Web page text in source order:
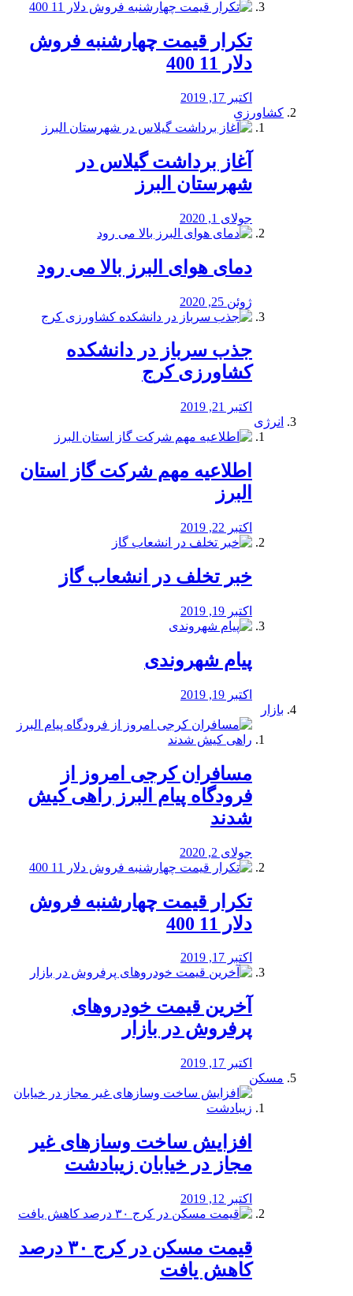
تکرار قیمت چهارشنبه فروش
دلار 11 400
اکتبر 17, 2019
کشاورزی
آغاز برداشت گیلاس در
شهرستان البرز
جولای 1, 2020
دمای هوای البرز بالا می رود
ژوئن 25, 2020
جذب سرباز در دانشکده
کشاورزی کرج
اکتبر 21, 2019
انرژی
️اطلاعیه مهم شرکت گاز استان
البرز
اکتبر 22, 2019
خبر تخلف در انشعاب گاز
اکتبر 19, 2019
پیام شهروندی
اکتبر 19, 2019
بازار
مسافران کرجی امروز از
فرودگاه پیام البرز راهی کیش
شدند
جولای 2, 2020
تکرار قیمت چهارشنبه فروش
دلار 11 400
اکتبر 17, 2019
آخرین قیمت خودرو‌های
پرفروش در بازار
اکتبر 17, 2019
مسکن
افزایش ساخت وسازهای غیر
مجاز در خیابان زیبادشت
اکتبر 12, 2019
️قیمت مسکن در کرج ۳۰ درصد
کاهش یافت